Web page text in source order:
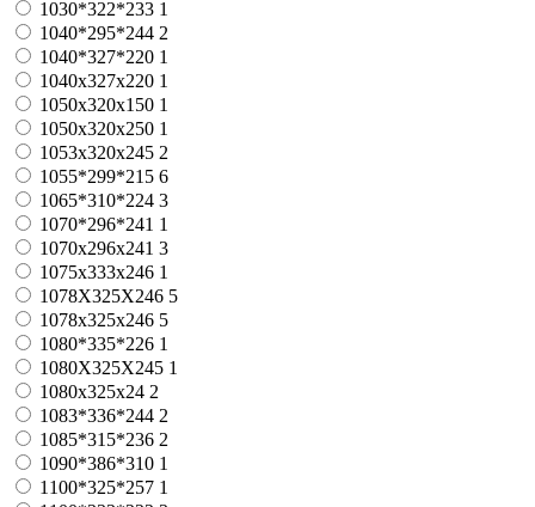
1030*322*233 1
1040*295*244 2
1040*327*220 1
1040x327x220 1
1050x320x150 1
1050x320x250 1
1053x320x245 2
1055*299*215 6
1065*310*224 3
1070*296*241 1
1070х296х241 3
1075x333x246 1
1078X325X246 5
1078х325х246 5
1080*335*226 1
1080X325X245 1
1080х325х24 2
1083*336*244 2
1085*315*236 2
1090*386*310 1
1100*325*257 1